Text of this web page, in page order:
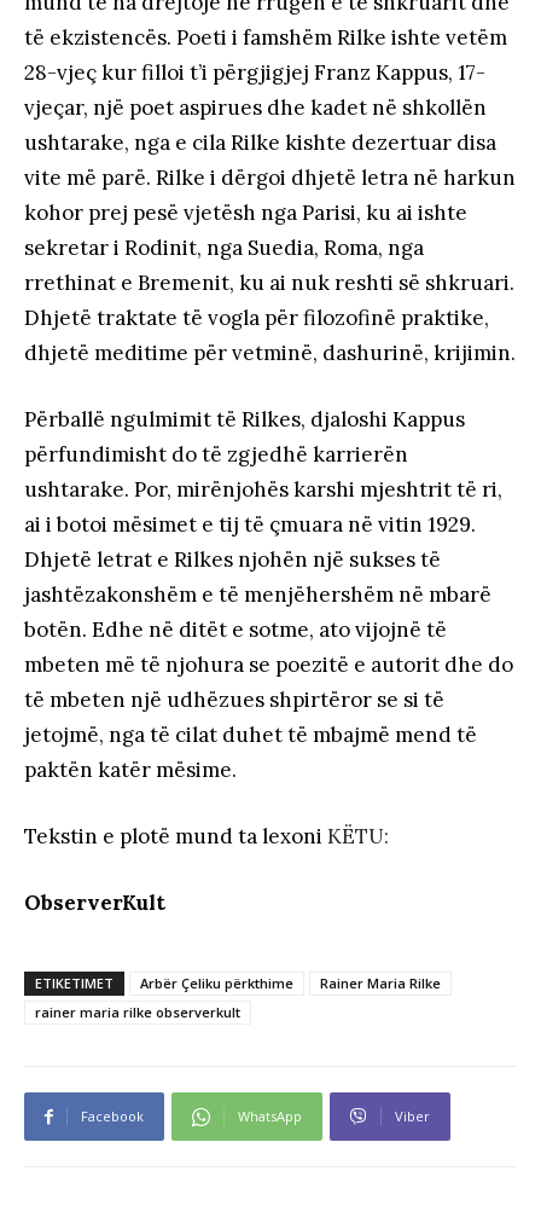
të ekzistencës. Poeti i famshëm Rilke ishte vetëm
28-vjeç kur filloi t’i përgjigjej Franz Kappus, 17-
vjeçar, një poet aspirues dhe kadet në shkollën
ushtarake, nga e cila Rilke kishte dezertuar disa
vite më parë. Rilke i dërgoi dhjetë letra në harkun
kohor prej pesë vjetësh nga Parisi, ku ai ishte
sekretar i Rodinit, nga Suedia, Roma, nga
rrethinat e Bremenit, ku ai nuk reshti së shkruari.
Dhjetë traktate të vogla për filozofinë praktike,
dhjetë meditime për vetminë, dashurinë, krijimin.
Përballë ngulmimit të Rilkes, djaloshi Kappus
përfundimisht do të zgjedhë karrierën
ushtarake. Por, mirënjohës karshi mjeshtrit të ri,
ai i botoi mësimet e tij të çmuara në vitin 1929.
Dhjetë letrat e Rilkes njohën një sukses të
jashtëzakonshëm e të menjëhershëm në mbarë
botën. Edhe në ditët e sotme, ato vijojnë të
mbeten më të njohura se poezitë e autorit dhe do
të mbeten një udhëzues shpirtëror se si të
jetojmë, nga të cilat duhet të mbajmë mend të
paktën katër mësime.
Tekstin e plotë mund ta lexoni KËTU:
ObserverKult
ETIKETIMET Arbër Çeliku përkthime
Rainer Maria Rilke
rainer maria rilke observerkult
Facebook WhatsApp Viber